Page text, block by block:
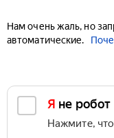
Нам очень жаль, но
автоматические.
Я не робот
Нажмите,